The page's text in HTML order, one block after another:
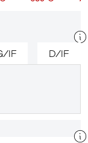
IF D/IF